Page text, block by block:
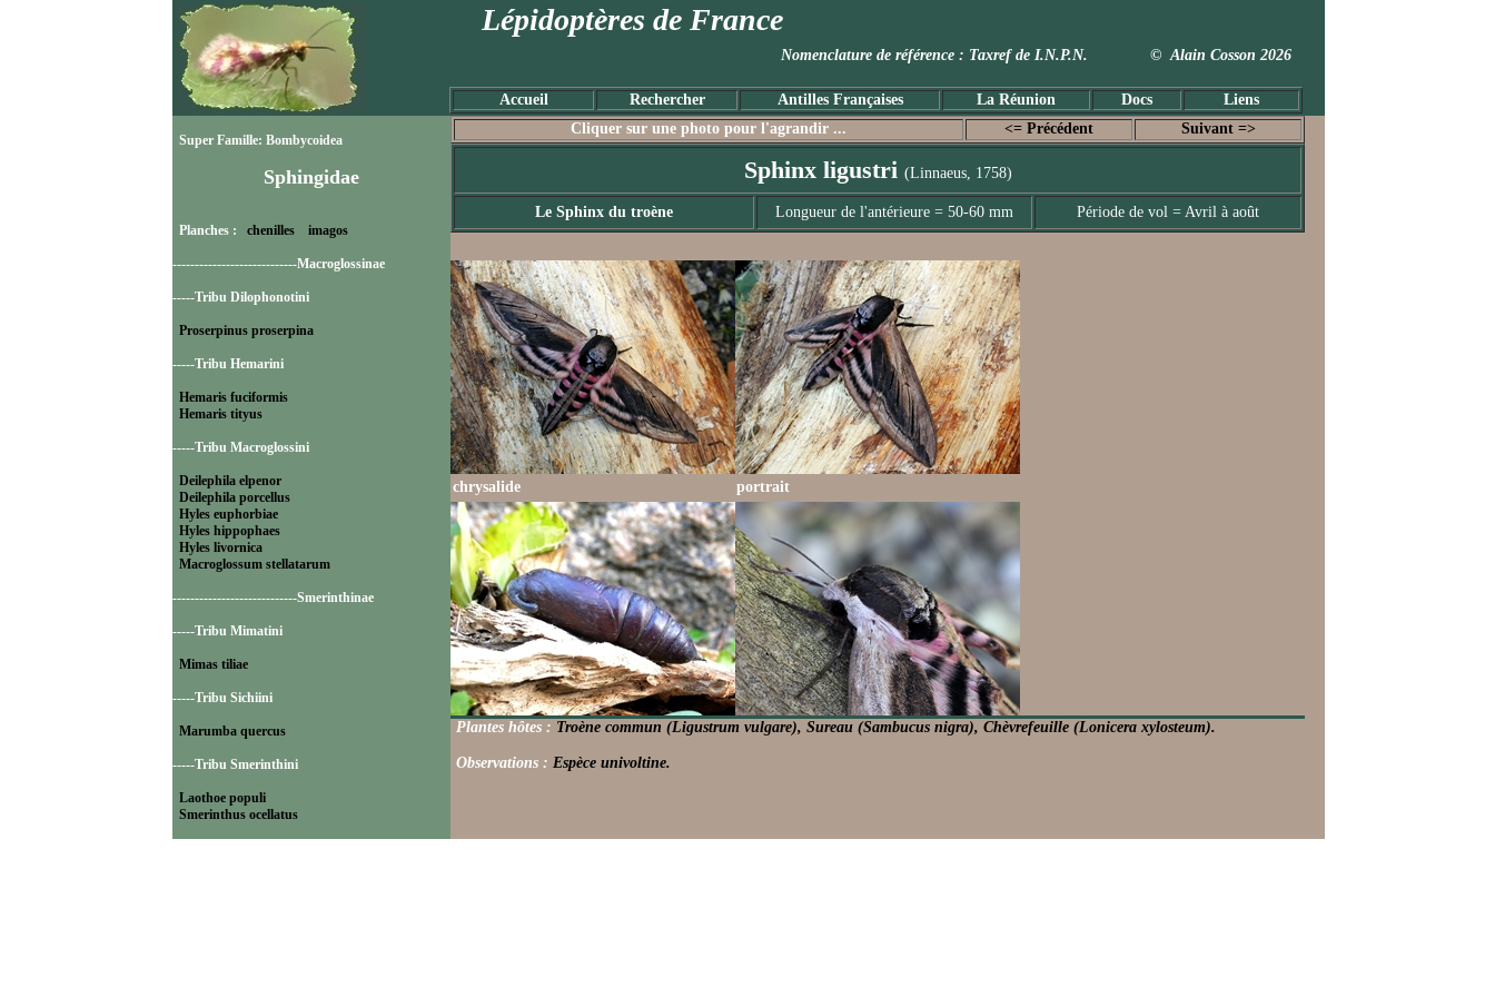
Lépidoptères de France
Nomenclature de référence : Taxref de I.N.P.N. © Alain Cosson 2026
Accueil Rechercher Antilles Françaises La Réunion Docs Liens
Super Famille: Bombycoidea
Sphingidae
Planches : chenilles imagos
----------------------------Macroglossinae
-----Tribu Dilophonotini
Proserpinus proserpina
-----Tribu Hemarini
Hemaris fuciformis
Hemaris tityus
-----Tribu Macroglossini
Deilephila elpenor
Deilephila porcellus
Hyles euphorbiae
Hyles hippophaes
Hyles livornica
Macroglossum stellatarum
----------------------------Smerinthinae
-----Tribu Mimatini
Mimas tiliae
-----Tribu Sichiini
Marumba quercus
-----Tribu Smerinthini
Laothoe populi
Smerinthus ocellatus
Cliquer sur une photo pour l'agrandir ... <= Précédent Suivant =>
Sphinx ligustri (Linnaeus, 1758)
Le Sphinx du troène Longueur de l'antérieure = 50-60 mm Période de vol = Avril à août
chrysalide portrait
Plantes hôtes : Troène commun (Ligustrum vulgare), Sureau (Sambucus nigra), Chèvrefeuille (Lonicera xylosteum).
Observations : Espèce univoltine.